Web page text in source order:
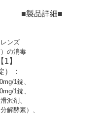
■製品詳細■
ンズ
）の消毒
】
）：
1錠、
1錠、
沢剤、
解酵素）、